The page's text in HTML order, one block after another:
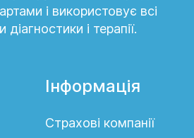
і використовує всі
діагностики і терапії.
Інформація
Страхові компанії